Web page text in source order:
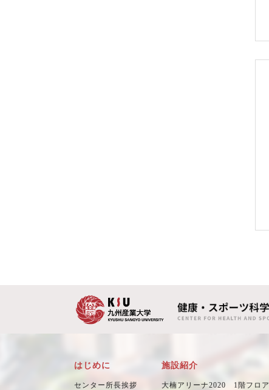
はじめに
センター所長挨拶
施設紹介
大楠アリーナ2020 1階フロア